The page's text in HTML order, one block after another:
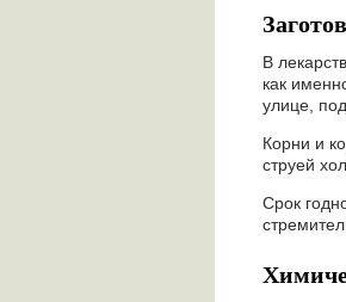
В
как
улице,
Корни и
струей
Срок